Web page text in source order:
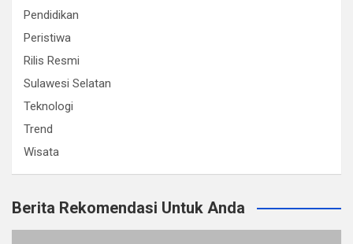
Pendidikan
Peristiwa
Rilis Resmi
Sulawesi Selatan
Teknologi
Trend
Wisata
Berita Rekomendasi Untuk Anda